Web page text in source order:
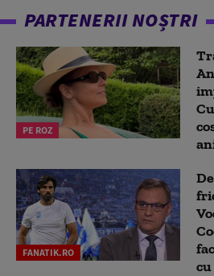
PARTENERII NOȘTRI
PE ROZ
FANATIK.RO
cu